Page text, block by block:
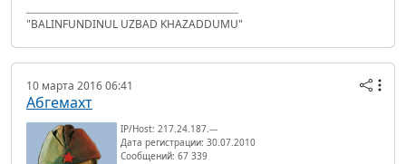
"BALINFUNDINUL UZBAD KHAZADDUMU"
10 марта 2016 06:41
Абгемахт
IP/Host: 217.24.187.---
Дата регистрации: 30.07.2010
Сообщений: 67 339